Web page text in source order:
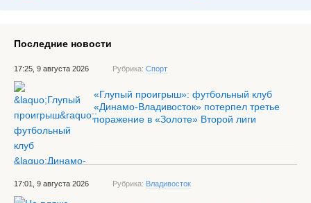
Последние новости
17:25, 9 августа 2026 Рубрика: Спорт
«Глупый проигрыш»: футбольный клуб
«Динамо-Владивосток» потерпел третье
поражение в «Золоте» Второй лиги
17:01, 9 августа 2026 Рубрика: Владивосток